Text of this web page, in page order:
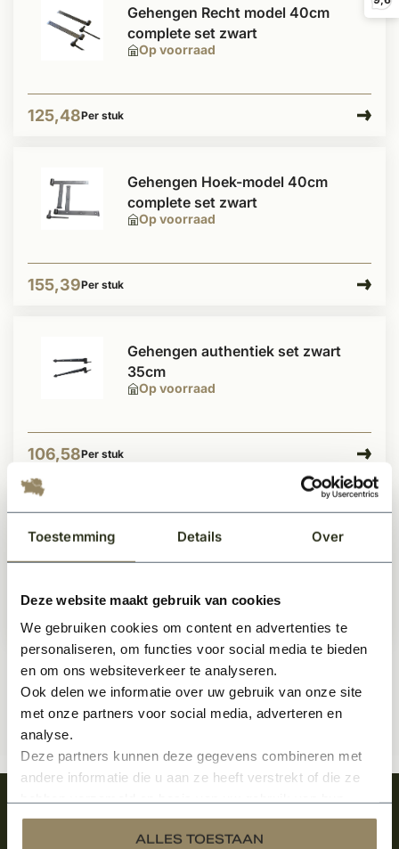
Toestemming Details Over
Deze website maakt gebruik van cookies
We gebruiken cookies om content en advertenties te
personaliseren, om functies voor social media te bieden
en om ons websiteverkeer te analyseren.
Ook delen we informatie over uw gebruik van onze site
met onze partners voor social media, adverteren en
analyse.
Deze partners kunnen deze gegevens combineren met
andere informatie die u aan ze heeft verstrekt of die ze
services.
ALLES TOESTAAN
Op voorraad
Gehengen Recht model 40cm
complete set zwart
125,48Per stuk
Op voorraad
Gehengen Hoek-model 40cm
complete set zwart
155,39Per stuk
Op voorraad
Gehengen authentiek set zwart
35cm
106,58Per stuk
complete set zwart
189,-Per stuk
Meld je aan en ontvang het laatste nieuws
over onze kempische bouwstijl!